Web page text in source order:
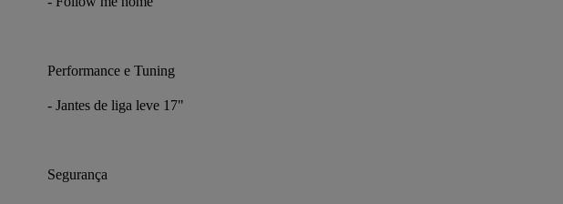
Performance e Tuning
- Jantes de liga leve 17"
Segurança